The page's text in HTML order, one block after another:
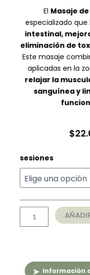
El Masaje
especializado que
intestinal,
eliminación de
Este masaje
aplicadas en la
relajar la
sanguínea y
$
sesiones
Masaje
de
Colon
(30
cantidad
Información